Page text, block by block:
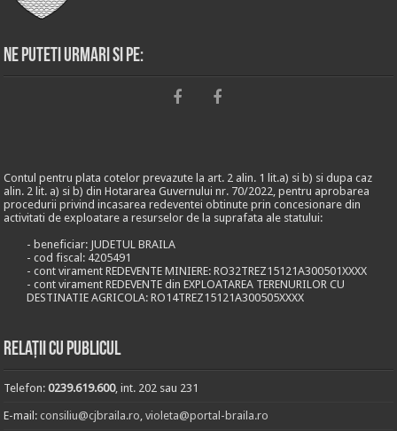
Ne puteti urmari si pe:
Contul pentru plata cotelor prevazute la art. 2 alin. 1 lit.a) si b) si dupa caz
alin. 2 lit. a) si b) din Hotararea Guvernului nr. 70/2022, pentru aprobarea
procedurii privind incasarea redeventei obtinute prin concesionare din
activitati de exploatare a resurselor de la suprafata ale statului:
- beneficiar: JUDETUL BRAILA
- cod fiscal: 4205491
- cont virament REDEVENTE MINIERE: RO32TREZ15121A300501XXXX
- cont virament REDEVENTE din EXPLOATAREA TERENURILOR CU
DESTINATIE AGRICOLA: RO14TREZ15121A300505XXXX
Relații cu publicul
Telefon:0239.619.600, int. 202 sau 231
E-mail:consiliu@cjbraila.ro,violeta@portal-braila.ro